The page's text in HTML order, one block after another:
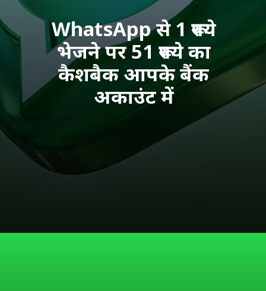
WhatsApp से 1 रूपये
भेजने पर 51 रूपये का
कैशबैक आपके बैंक
अकाउंट में